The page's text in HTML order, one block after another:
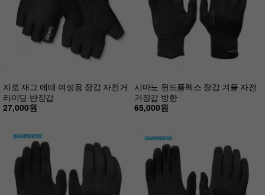
지로 재그 에테 여성용 장갑 자전거
라이딩 반장갑
27,000원
시마노 윈드플렉스 장갑 겨울 자전
거장갑 방한
65,000원